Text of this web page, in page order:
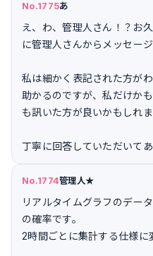
No.1775あ
え、わ、管理人さん！？お
に管理人さんからメッセー
私は細かく表記された方が
助かるのですが、私だけか
も訊いた方が良いかもしれま
丁寧に回答していただいて
No.1774管理人★
リアルタイムグラフのデー
の確率です。
2時間ごとに集計する仕様に